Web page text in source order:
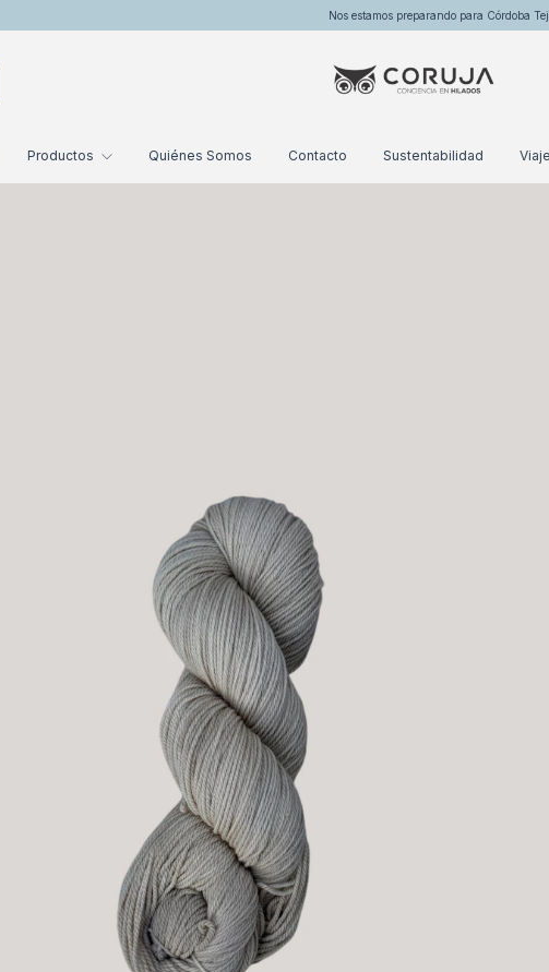
Nos estamos preparando para Córdoba
Productos Quiénes Somos Contacto Sustentabilidad